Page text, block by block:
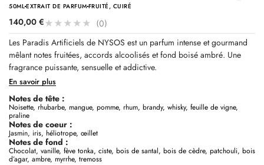
50MLEXTRAIT DE PARFUMFRUITÉ, CUIRÉ
140,00 €★ ★ ★ ★ ★ (0)
Les Paradis Artificiels de NYSOS est un parfum intense et gourmand
mêlant notes fruitées, accords alcoolisés et fond boisé ambré. Une
fragrance puissante, sensuelle et addictive.
En savoir plus
Notes de tête :
Noisette, rhubarbe, mangue, pomme, rhum, brandy, whisky, feuille de vigne,
praline
Notes de coeur :
Jasmin, iris, héliotrope, œillet
Notes de fond :
Chocolat, vanille, fève tonka, ciste, bois de santal, bois de cèdre, patchouli, bois
d’agar, ambre, myrrhe, tremoss